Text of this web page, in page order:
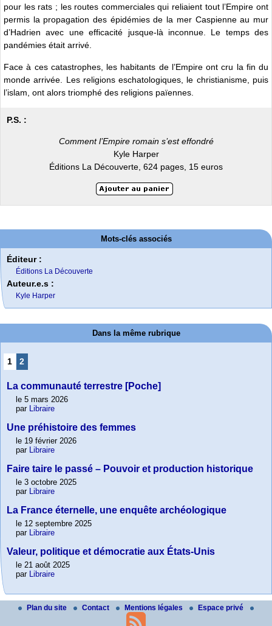
pour les rats ; les routes commerciales qui reliaient tout l’Empire ont
permis la propagation des épidémies de la mer Caspienne au mur
d’Hadrien avec une efficacité jusque-là inconnue. Le temps des
pandémies était arrivé.
Face à ces catastrophes, les habitants de l’Empire ont cru la fin du
monde arrivée. Les religions eschatologiques, le christianisme, puis
l’islam, ont alors triomphé des religions païennes.
P.S. :
Comment l’Empire romain s’est effondré
Kyle Harper
Éditions La Découverte, 624 pages, 15 euros
Mots-clés associés
Éditeur :
Éditions La Découverte
Auteur.e.s :
Kyle Harper
Dans la même rubrique
1 2
La communauté terrestre [Poche]
le 5 mars 2026
par Libraire
Une préhistoire des femmes
le 19 février 2026
par Libraire
Faire taire le passé – Pouvoir et production historique
le 3 octobre 2025
par Libraire
La France éternelle, une enquête archéologique
le 12 septembre 2025
par Libraire
Valeur, politique et démocratie aux États-Unis
le 21 août 2025
par Libraire
Plan du site Contact Mentions légales Espace privé